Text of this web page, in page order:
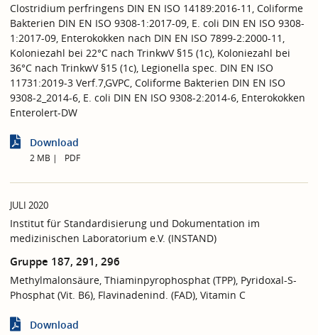
Clostridium perfringens DIN EN ISO 14189:2016-11, Coliforme
Bakterien DIN EN ISO 9308-1:2017-09, E. coli DIN EN ISO 9308-
1:2017-09, Enterokokken nach DIN EN ISO 7899-2:2000-11,
Koloniezahl bei 22°C nach TrinkwV §15 (1c), Koloniezahl bei
36°C nach TrinkwV §15 (1c), Legionella spec. DIN EN ISO
11731:2019-3 Verf.7,GVPC, Coliforme Bakterien DIN EN ISO
9308-2_2014-6, E. coli DIN EN ISO 9308-2:2014-6, Enterokokken
Enterolert-DW
Download
2 MB PDF
JULI 2020
Institut für Standardisierung und Dokumentation im
medizinischen Laboratorium e.V. (INSTAND)
Gruppe 187, 291, 296
Methylmalonsäure, Thiaminpyrophosphat (TPP), Pyridoxal-S-
Phosphat (Vit. B6), Flavinadenind. (FAD), Vitamin C
Download